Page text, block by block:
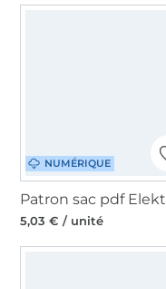
NUMÉRIQUE
5,03 € / unité